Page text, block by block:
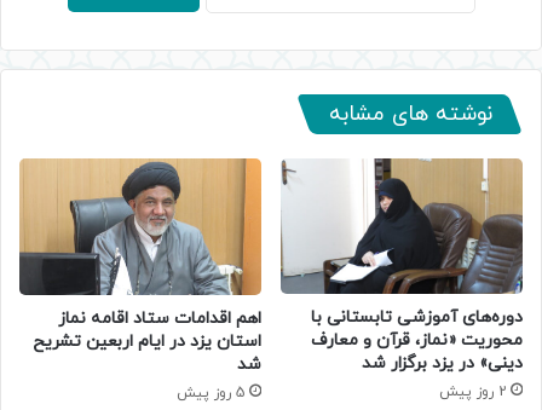
نوشته های مشابه
دوره‌های آموزشی تابستانی با
محوریت «نماز، قرآن و معارف
دینی» در یزد برگزار شد
2 روز پیش
اهم اقدامات ستاد اقامه نماز
استان یزد در ایام اربعین تشریح
شد
5 روز پیش